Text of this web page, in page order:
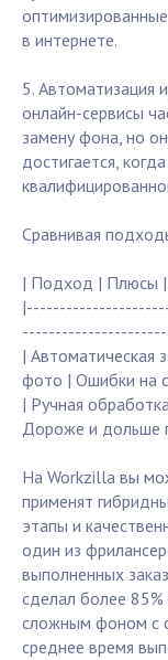
в интернете.
5. Автоматизация
онлайн-сервисы
замену фона, но
достигается,
Сравнивая
| Подход | Плюсы
| Автоматическая
фото | Ошибки на
| Ручная
Дороже и дольше
На Workzilla вы
применят
этапы и
один из
выполненных
сделал более
сложным фоном с
среднее время